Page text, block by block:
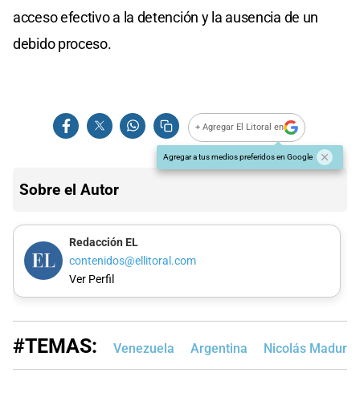
acceso efectivo a la detención y la ausencia de un
debido proceso.
+ Agregar El Litoral en
Agregar a tus medios preferidos en Google
Sobre el Autor
Redacción EL
contenidos@ellitoral.com
Ver Perfil
#TEMAS: Venezuela Argentina Nicolás Maduro